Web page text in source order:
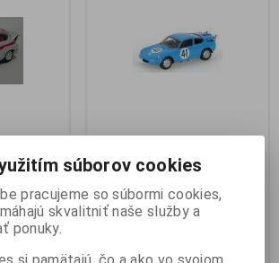
R351
1:43 ABARTH SIMCA 41 LE
MANS 1962 BLUE - SPARK -
S1305
Výrobca:SPARK
súborov cookies
pracujeme so súbormi cookies,
skvalitniť naše služby a
ponuky.
si pamätajú, čo a ako vo svojom